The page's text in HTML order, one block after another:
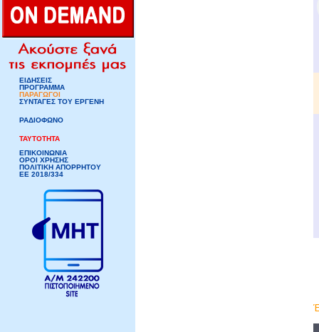
ΕΙΔΗΣΕΙΣ
ΠΡΟΓΡΑΜΜΑ
ΠΑΡΑΓΩΓΟΙ
ΣΥΝΤΑΓΕΣ ΤΟΥ ΕΡΓΕΝΗ
ΡΑΔΙΟΦΩΝΟ
ΤΑΥΤΟΤΗΤΑ
ΕΠΙΚΟΙΝΩΝΙΑ
ΟΡΟΙ ΧΡΗΣΗΣ
ΠΟΛΙΤΙΚΗ ΑΠΟΡΡΗΤΟΥ
ΕΕ 2018/334